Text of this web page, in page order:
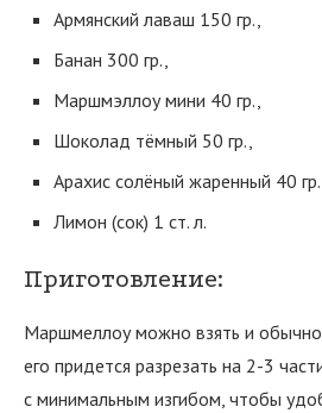
Армянский лаваш 150 гр.,
Банан 300 гр.,
Маршмэллоу мини 40 гр.,
Шоколад тёмный 50 гр.,
Арахис солёный жаренный 40 гр.
Лимон (сок) 1 ст. л.
Приготовление:
Маршмеллоу можно взять и
его придется разрезать на 2-3
с минимальным изгибом, чтобы